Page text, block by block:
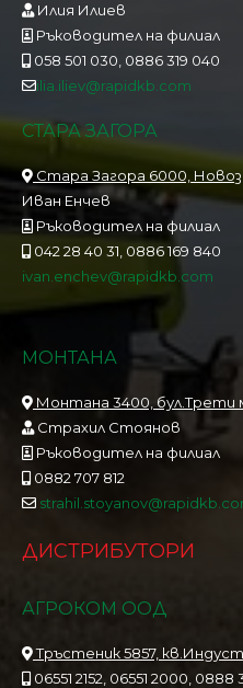
Илия Илиев
Ръководител на филиал
058 501 030, 0886 319 040
ilia.iliev@rapidkb.com
СТАРА ЗАГОРА
Стара Загора 6000,
Иван Енчев
Ръководител на филиал
042 28 40 31, 0886 169 840
ivan.enchev@rapidkb.com
МОНТАНА
Монтана 3400, бул.Трети
Страхил Стоянов
Ръководител на филиал
0882 707 812
ДИСТРИБУТОРИ
АГРОКОМ ООД
Тръстеник 5857,
06551 2152, 06551 2000, 0888